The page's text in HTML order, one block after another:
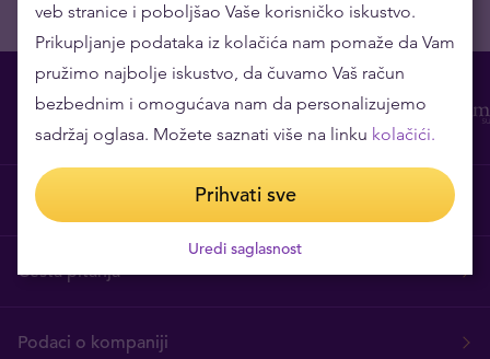
O nama
Česta pitanja
Podaci o kompaniji
veb stranice i poboljšao Vaše korisničko iskustvo.
Prikupljanje podataka iz kolačića nam pomaže da Vam
pružimo najbolje iskustvo, da čuvamo Vaš račun
bezbednim i omogućava nam da personalizujemo
sadržaj oglasa. Možete saznati više na linku kolačići.
Prihvati sve
Uredi saglasnost